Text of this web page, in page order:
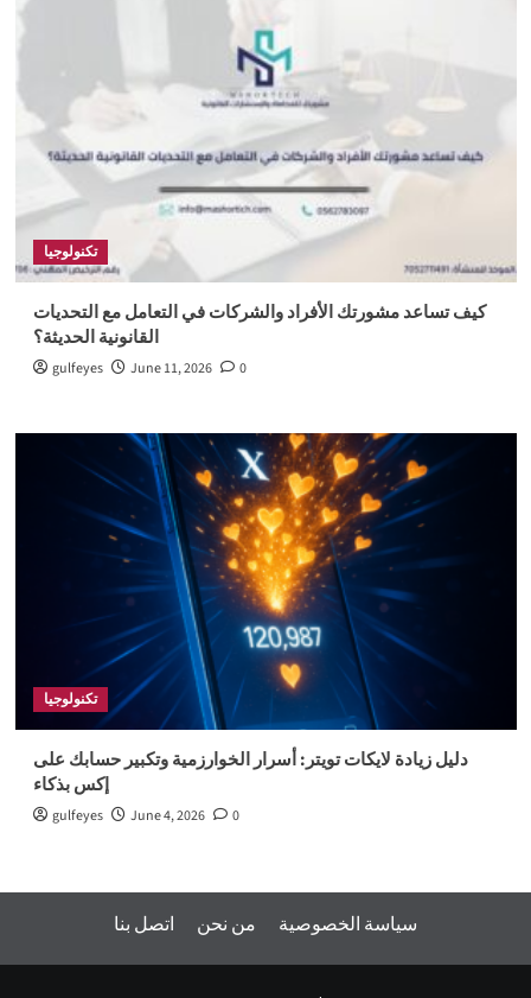
تكنولوجيا
كيف تساعد مشورتك الأفراد والشركات في التعامل مع التحديات
القانونية الحديثة؟
gulfeyes June 11, 2026 0
تكنولوجيا
دليل زيادة لايكات تويتر: أسرار الخوارزمية وتكبير حسابك على
إكس بذكاء
gulfeyes June 4, 2026 0
اتصل بنا من نحن سياسة الخصوصية